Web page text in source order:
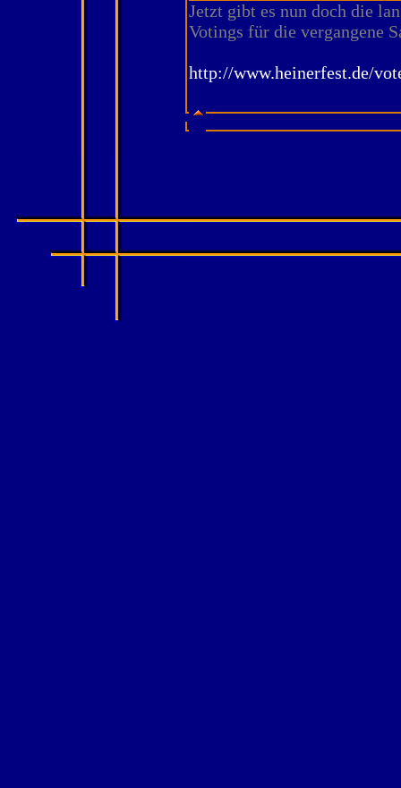
Jetzt gibt es nun doch die
Votings für die vergangene
http://www.heinerfest.de/